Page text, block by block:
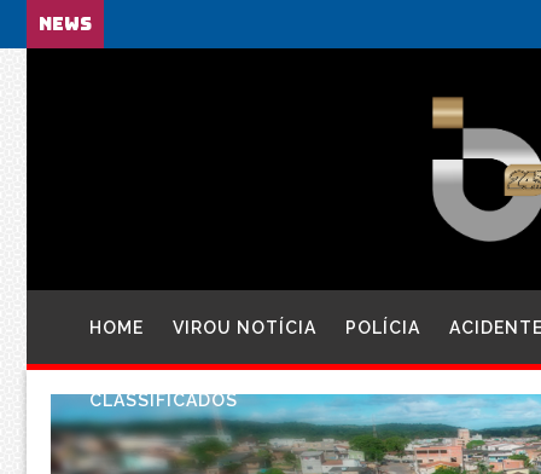
NEWS
HOME VIROU NOTÍCIA POLÍCIA
CLASSIFICADOS